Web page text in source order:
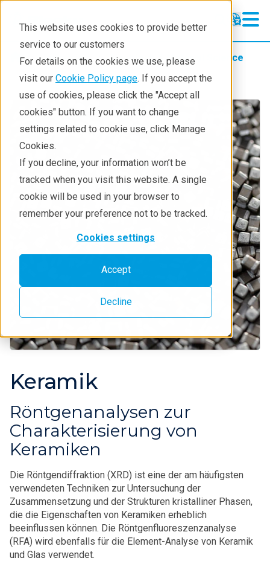
This website uses cookies to provide better
service to our customers
For details on the cookies we use, please
visit our Cookie Policy page. If you accept the
use of cookies, please click the "Accept all
cookies" button. If you want to change
settings related to cookie use, click Manage
Cookies.
If you decline, your information won’t be
tracked when you visit this website. A single
cookie will be used in your browser to
remember your preference not to be tracked.
Cookies settings
Accept
Decline
Industries Nanotech & Material Science
Keramik
Röntgenanalysen zur
Charakterisierung von
Keramiken
Die Röntgendiffraktion (XRD) ist eine der am häufigsten
verwendeten Techniken zur Untersuchung der
Zusammensetzung und der Strukturen kristalliner Phasen,
die die Eigenschaften von Keramiken erheblich
beeinflussen können. Die Röntgenfluoreszenzanalyse
(RFA) wird ebenfalls für die Element-Analyse von Keramik
und Glas verwendet.